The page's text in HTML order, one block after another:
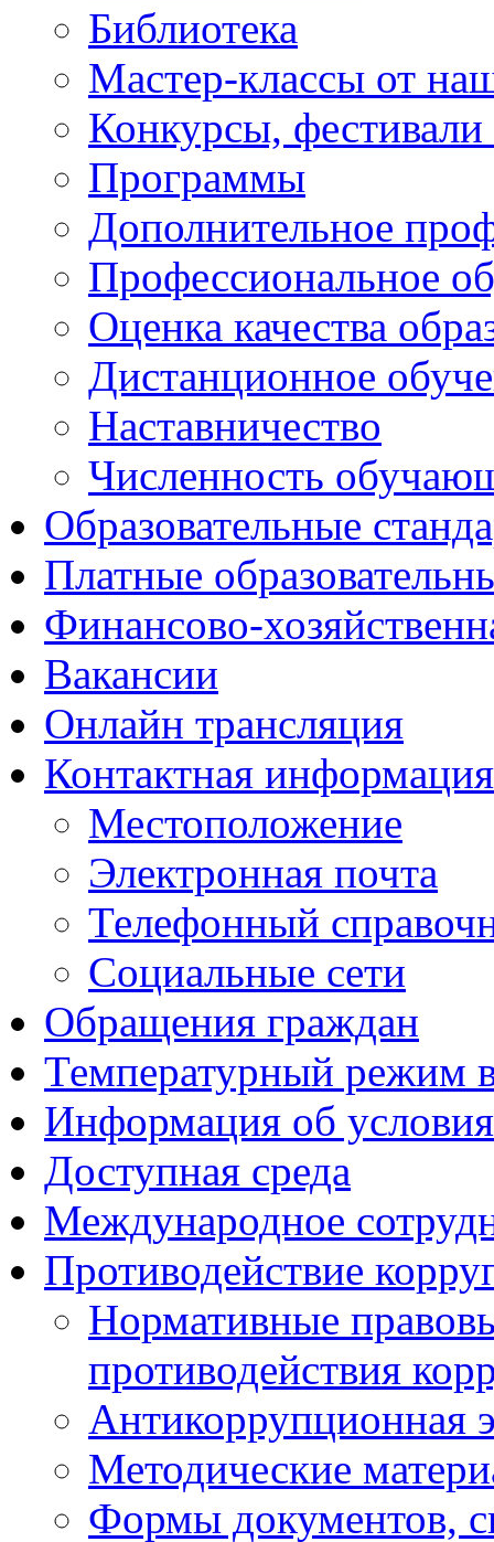
Библиотека
Мастер-классы от
Конкурсы,
Программы
Дополнительное
Профессиональное
Оценка качества
Дистанционное
Наставничество
Численность
Образовательные
Платные
Финансово-
Вакансии
Онлайн трансляция
Контактная информация
Местоположение
Электронная почта
Телефонный
Социальные сети
Обращения граждан
Температурный режим
Информация об
Доступная среда
Международное
Противодействие
Нормативные
противодействия
Антикоррупционная
Методические
Формы документов,